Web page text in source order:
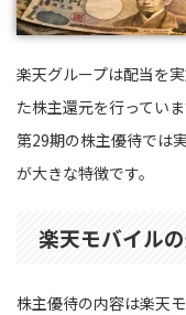
楽天グループは配当を
た株主還元を行っていま
第29期の株主優待では
が大きな特徴です。
楽天モバイル
株主優待の内容は楽天